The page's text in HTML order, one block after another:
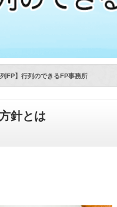
FP】行列のできるFP事務所
針とは